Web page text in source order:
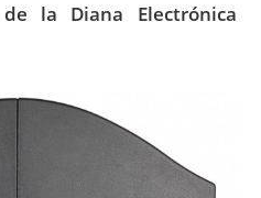
la Diana Electrónica